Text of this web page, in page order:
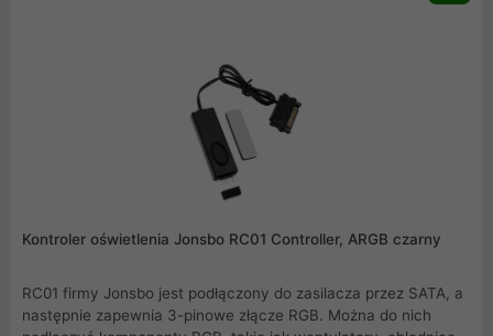
Kontroler oświetlenia Jonsbo RC01 Controller, ARGB czarny
RC01 firmy Jonsbo jest podłączony do zasilacza przez SATA, a
następnie zapewnia 3-pinowe złącze RGB. Można do nich